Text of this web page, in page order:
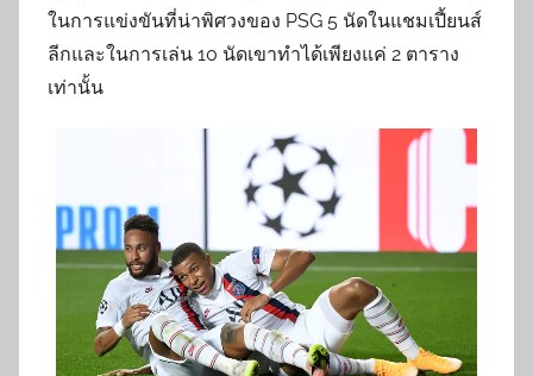
ในการแข่งขันที่น่าพิศวงของ PSG 5 นัดในแชมเปี้ยนส์
ลีกและในการเล่น 10 นัดเขาทำได้เพียงแค่ 2 ตาราง
เท่านั้น